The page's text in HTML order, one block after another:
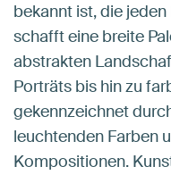
bekannt ist, die
schafft eine breite
abstrakten
Porträts bis hin zu
gekennzeichnet
leuchtenden Farben
Kompositionen.